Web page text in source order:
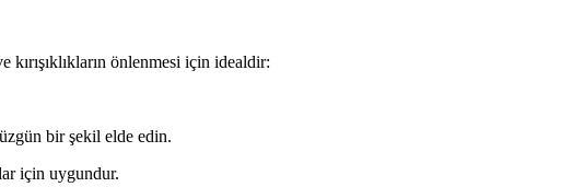
önlenmesi için idealdir:
bir şekil elde edin.
için uygundur.